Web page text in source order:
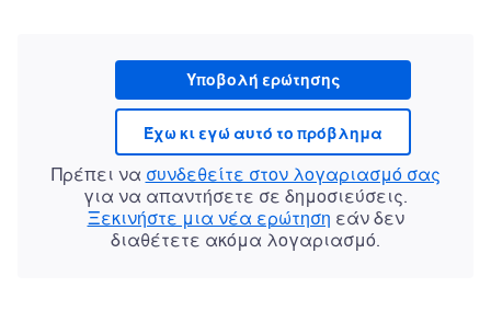
Υποβολή ερώτησης
Έχω κι εγώ αυτό το πρόβλημα
Πρέπει να συνδεθείτε στον λογαριασμό σας
για να απαντήσετε σε δημοσιεύσεις.
Ξεκινήστε μια νέα ερώτηση εάν δεν
διαθέτετε ακόμα λογαριασμό.